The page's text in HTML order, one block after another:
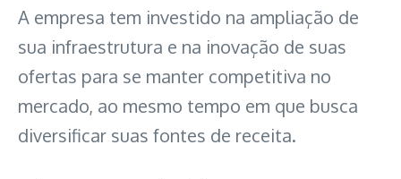
A empresa tem investido na ampliação de
sua infraestrutura e na inovação de suas
ofertas para se manter competitiva no
mercado, ao mesmo tempo em que busca
diversificar suas fontes de receita.